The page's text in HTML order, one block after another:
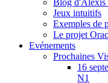
Blog d'Alexis
Jeux intuitifs
Exemples de
Le projet
Evénements
Prochaines
16
N1